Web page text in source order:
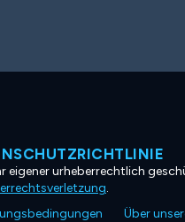
eigener urheberrechtlich
.
Über